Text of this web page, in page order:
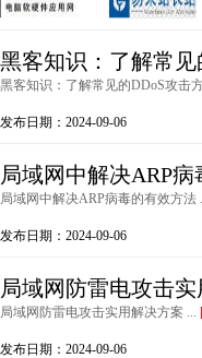
黑客知识：了解常见
黑客知识：了解常见的DDoS攻击
发布日期：2024-09-06
局域网中解决ARP
局域网中解决ARP病毒的有效方法
发布日期：2024-09-06
局域网防雷电攻击
局域网防雷电攻击实用解决方案 ...
发布日期：2024-09-06